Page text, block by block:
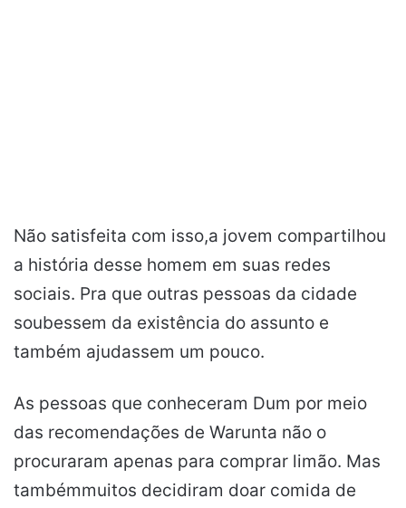
Não satisfeita com isso,a jovem compartilhou
a história desse homem em suas redes
sociais. Pra que outras pessoas da cidade
soubessem da existência do assunto e
também ajudassem um pouco.
As pessoas que conheceram Dum por meio
das recomendações de Warunta não o
procuraram apenas para comprar limão. Mas
tambémmuitos decidiram doar comida de